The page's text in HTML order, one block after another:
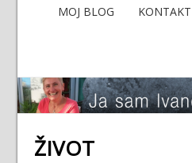
MOJ BLOG KONTAKT
ŽIVOT